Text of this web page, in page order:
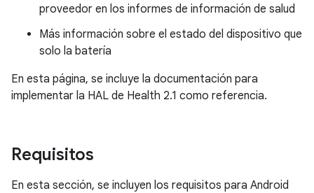
proveedor en los informes de información de salud
Más información sobre el estado del dispositivo que
solo la batería
En esta página, se incluye la documentación para
implementar la HAL de Health 2.1 como referencia.
Requisitos
En esta sección, se incluyen los requisitos para Android